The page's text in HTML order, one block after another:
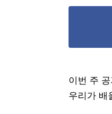
이번 주
우리가 배